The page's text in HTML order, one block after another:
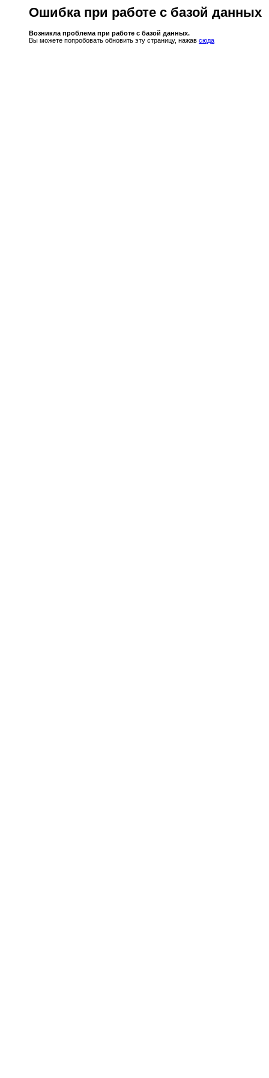
Ошибка при работе с базой данных
Возникла проблема при работе с базой данных.
Вы можете попробовать обновить эту страницу, нажав сюда